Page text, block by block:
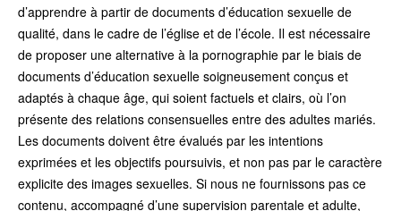
d’apprendre à partir de documents d’éducation sexuelle de
qualité, dans le cadre de l’église et de l’école. Il est nécessaire
de proposer une alternative à la pornographie par le biais de
documents d’éducation sexuelle soigneusement conçus et
adaptés à chaque âge, qui soient factuels et clairs, où l’on
présente des relations consensuelles entre des adultes mariés.
Les documents doivent être évalués par les intentions
exprimées et les objectifs poursuivis, et non pas par le caractère
explicite des images sexuelles. Si nous ne fournissons pas ce
contenu, accompagné d’une supervision parentale et adulte,